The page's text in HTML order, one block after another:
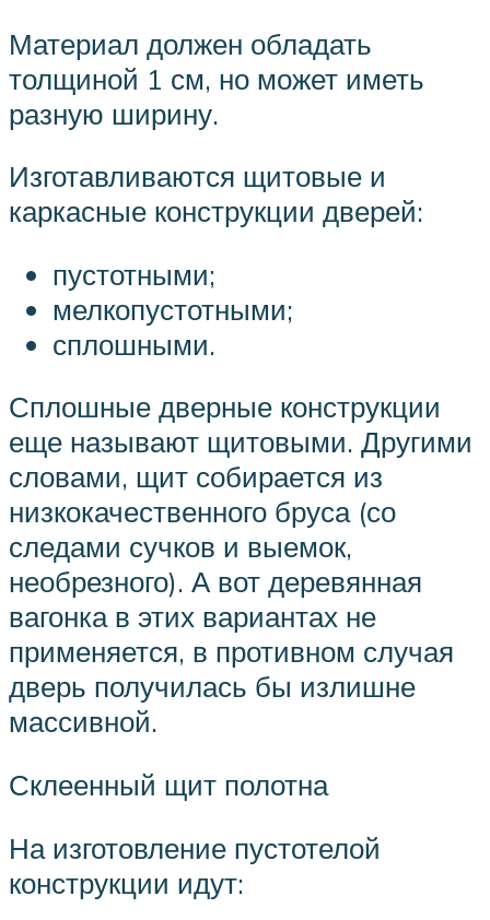
Материал должен обладать
толщиной 1 см, но может иметь
разную ширину.
Изготавливаются щитовые и
каркасные конструкции дверей:
пустотными;
мелкопустотными;
сплошными.
Сплошные дверные конструкции
еще называют щитовыми. Другими
словами, щит собирается из
низкокачественного бруса (со
следами сучков и выемок,
необрезного). А вот деревянная
вагонка в этих вариантах не
применяется, в противном случая
дверь получилась бы излишне
массивной.
Склеенный щит полотна
На изготовление пустотелой
конструкции идут: